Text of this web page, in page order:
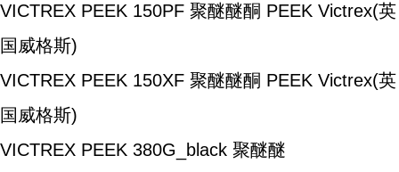
VICTREX PEEK 150PF 聚醚醚酮 PEEK Victrex(英
国威格斯)
VICTREX PEEK 150XF 聚醚醚酮 PEEK Victrex(英
国威格斯)
VICTREX PEEK 380G_black 聚醚醚